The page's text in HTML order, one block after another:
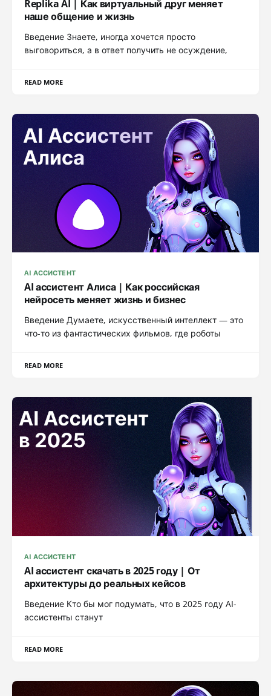
Replika AI | Как виртуальный друг меняет
наше общение и жизнь
Введение Знаете, иногда хочется просто
выговориться, а в ответ получить не осуждение,
READ MORE
AI АССИСТЕНТ
AI ассистент Алиса | Как российская
нейросеть меняет жизнь и бизнес
Введение Думаете, искусственный интеллект — это
что-то из фантастических фильмов, где роботы
READ MORE
AI АССИСТЕНТ
AI ассистент скачать в 2025 году | От
архитектуры до реальных кейсов
Введение Кто бы мог подумать, что в 2025 году AI-
ассистенты станут
READ MORE